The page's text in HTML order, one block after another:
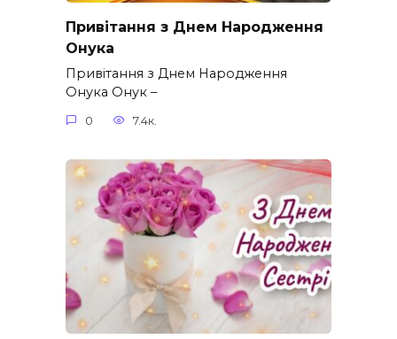
Привітання з Днем Народження
Онука
Привітання з Днем Народження
Онука Онук –
0 7.4к.